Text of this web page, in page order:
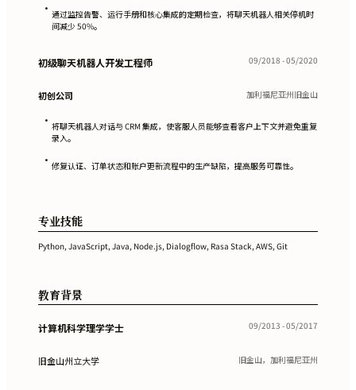
• 通过监控告警、运行手册和核心集成的定期检查，将聊天机器人相关停机时
间减少 50%。
初级聊天机器人开发工程师 09/2018 - 05/2020
初创公司 加利福尼亚州旧金山
• 将聊天机器人对话与 CRM 集成，使客服人员能够查看客户上下文并避免重复
录入。
• 修复认证、订单状态和账户更新流程中的生产缺陷，提高服务可靠性。
专业技能
Python, JavaScript, Java, Node.js, Dialogflow, Rasa Stack, AWS, Git
教育背景
计算机科学理学学士 09/2013 - 05/2017
旧金山州立大学 旧金山，加利福尼亚州